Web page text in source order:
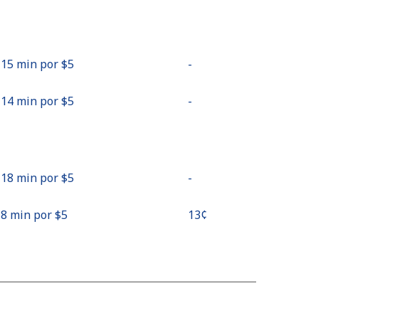
15 min por ⁦$5⁩ -
14 min por ⁦$5⁩ -
18 min por ⁦$5⁩ -
8 min por ⁦$5⁩ ⁦13¢⁩